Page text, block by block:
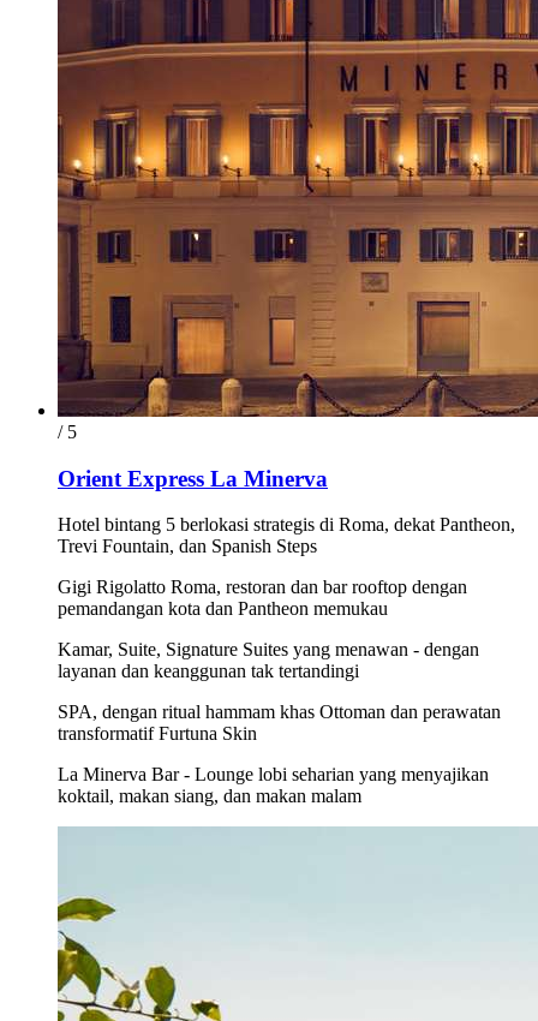
/ 5
Orient Express La Minerva
Hotel bintang 5 berlokasi strategis di Roma, dekat Pantheon,
Trevi Fountain, dan Spanish Steps
Gigi Rigolatto Roma, restoran dan bar rooftop dengan
pemandangan kota dan Pantheon memukau
Kamar, Suite, Signature Suites yang menawan - dengan
layanan dan keanggunan tak tertandingi
SPA, dengan ritual hammam khas Ottoman dan perawatan
transformatif Furtuna Skin
La Minerva Bar - Lounge lobi seharian yang menyajikan
koktail, makan siang, dan makan malam